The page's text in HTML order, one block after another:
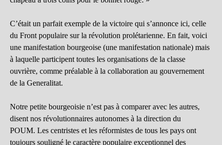
C’était un parfait exemple de la victoire qui s’annonce ici, celle
du Front populaire sur la révolution prolétarienne. En fait, voici
une manifestation bourgeoise (une manifestation nationale) mais
à laquelle participent toutes les organisations de la classe
ouvrière, comme préalable à la collaboration au gouvernement
de la Generalitat.
Notre petite bourgeoisie n’est pas à comparer avec les autres,
disent nos révolutionnaires autonomes à la direction du
POUM. Les centristes et les réformistes de tous les pays ont
toujours souligné le caractère populaire exceptionnel des